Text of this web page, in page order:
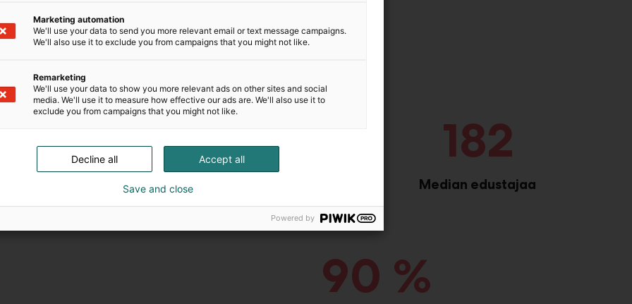
230 123 182
Median edustajaa
90 %
Marketing automation
We'll use your data to send you more relevant email or text message campaigns.
We'll also use it to exclude you from campaigns that you might not like.
Remarketing
We'll use your data to show you more relevant ads on other sites and social
media. We'll use it to measure how effective our ads are. We'll also use it to
exclude you from campaigns that you might not like.
Accept all
Decline all
Save and close
Powered by